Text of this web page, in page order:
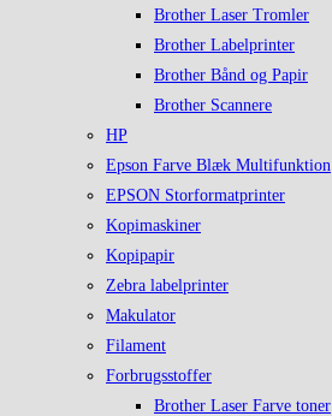
Brother Laser Tromler
Brother Labelprinter
Brother Bånd og Papir
Brother Scannere
HP
Epson Farve Blæk Multifunktion
EPSON Storformatprinter
Kopimaskiner
Kopipapir
Zebra labelprinter
Makulator
Filament
Forbrugsstoffer
Brother Laser Farve toner